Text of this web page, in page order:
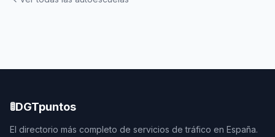
🚦DGTpuntos
El directorio más completo de servicios de tráfico en España.